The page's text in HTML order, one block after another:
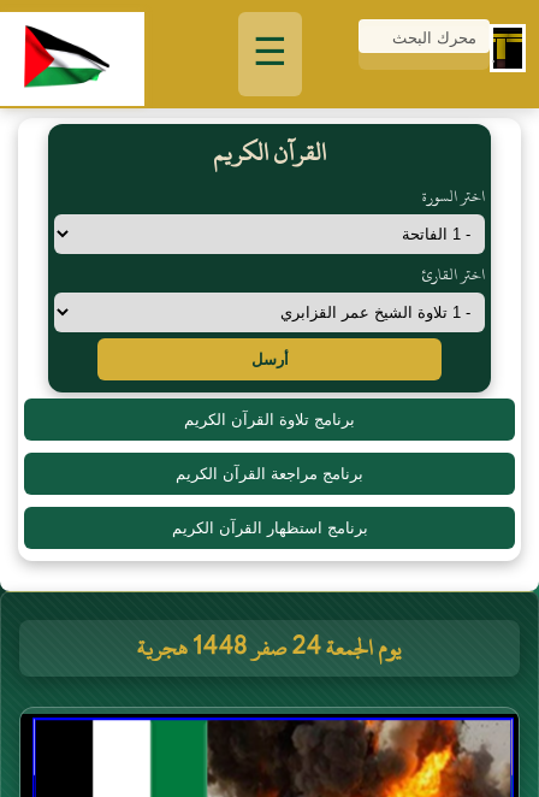
☰
القرآن الكريم
اختر السورة
اختر القارئ
أرسل
برنامج تلاوة القرآن الكريم
برنامج مراجعة القرآن الكريم
برنامج استظهار القرآن الكريم
يوم الجمعة 24 صفر 1448 هجرية